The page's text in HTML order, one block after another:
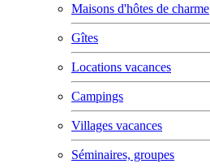
Maisons d'hôtes de charme
Gîtes
Locations vacances
Campings
Villages vacances
Séminaires, groupes